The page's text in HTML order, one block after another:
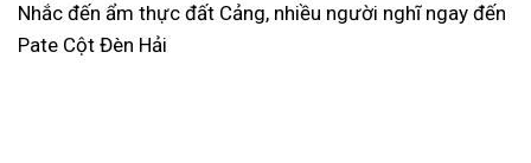
Tết Nguyên Đán là dịp sum vầy, nhưng cũng là thời điểm